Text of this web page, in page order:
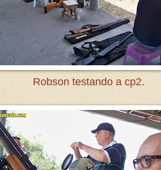
Robson testando a cp2.